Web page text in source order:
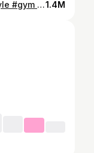
مالهم انصدمو؟،😂😂😂😂😂 . . .#lifestyle #gym #explore #fyp #like #arabic1.4M